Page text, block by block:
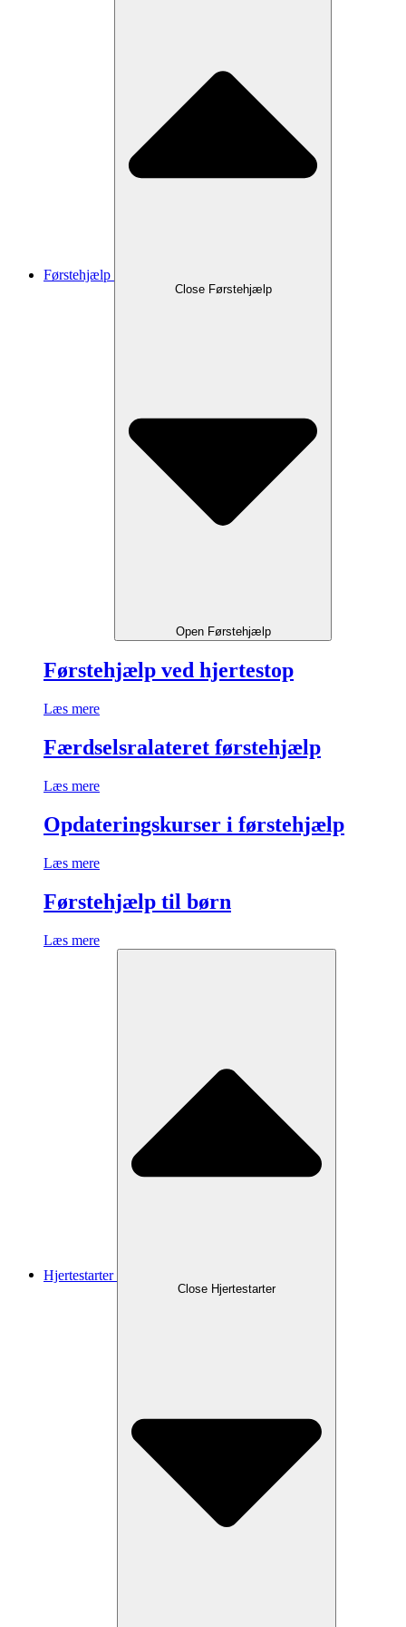
Førstehjælp
Close Førstehjælp
Open Førstehjælp
Førstehjælp ved hjertestop
Læs mere
Færdselsralateret førstehjælp
Læs mere
Opdateringskurser i førstehjælp
Læs mere
Førstehjælp til børn
Læs mere
Hjertestarter
Close Hjertestarter